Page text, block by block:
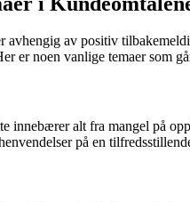
av positiv
er noen vanlige temaer som
innebærer alt fra mangel på
på en